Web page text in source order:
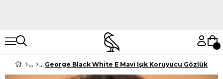
George Black White E Mavi Işık Koruyucu Gözlük